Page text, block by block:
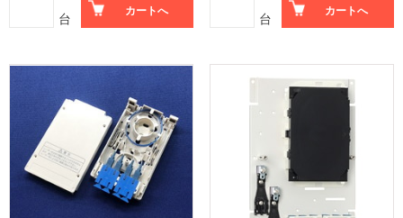
台 カートへ 台 カートへ